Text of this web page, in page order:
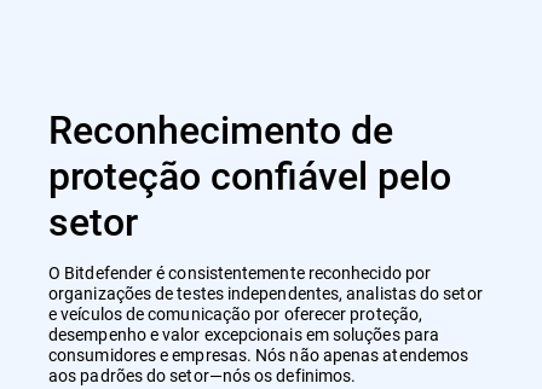
Reconhecimento de
proteção confiável pelo
setor
O Bitdefender é consistentemente reconhecido por
organizações de testes independentes, analistas do setor
e veículos de comunicação por oferecer proteção,
desempenho e valor excepcionais em soluções para
consumidores e empresas. Nós não apenas atendemos
aos padrões do setor—nós os definimos.